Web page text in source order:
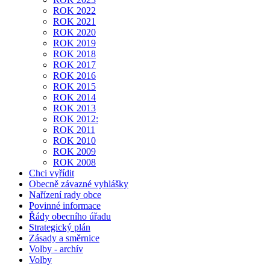
ROK 2022
ROK 2021
ROK 2020
ROK 2019
ROK 2018
ROK 2017
ROK 2016
ROK 2015
ROK 2014
ROK 2013
ROK 2012:
ROK 2011
ROK 2010
ROK 2009
ROK 2008
Chci vyřídit
Obecně závazné vyhlášky
Nařízení rady obce
Povinné informace
Řády obecního úřadu
Strategický plán
Zásady a směrnice
Volby - archív
Volby